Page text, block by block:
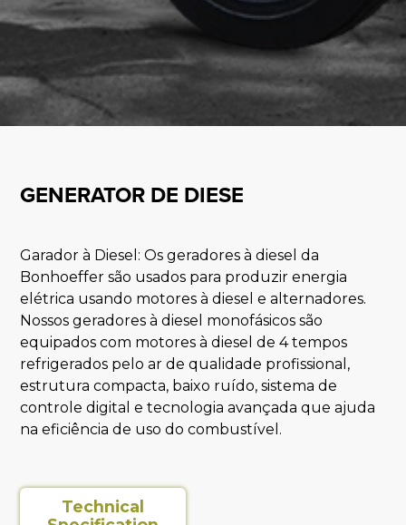
GENERATOR DE DIESE
Garador à Diesel: Os geradores à diesel da
Bonhoeffer são usados para produzir energia
elétrica usando motores à diesel e alternadores.
Nossos geradores à diesel monofásicos são
equipados com motores à diesel de 4 tempos
refrigerados pelo ar de qualidade profissional,
estrutura compacta, baixo ruído, sistema de
controle digital e tecnologia avançada que ajuda
na eficiência de uso do combustível.
Technical